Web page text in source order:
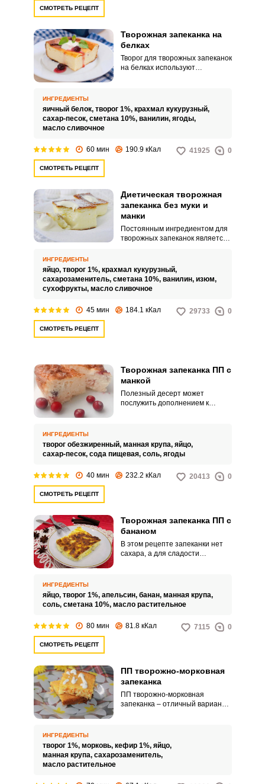
СМОТРЕТЬ РЕЦЕПТ
Творожная запеканка на
белках
Творог для творожных запеканок
на белках используют
творогом на белках.
ИНГРЕДИЕНТЫ
яичный белок, творог 1%, крахмал кукурузный,
сахар-песок, сметана 10%, ванилин, ягоды,
масло сливочное
60 мин 190.9 кКал 41925 0
СМОТРЕТЬ РЕЦЕПТ
Диетическая творожная
запеканка без муки и
манки
Постоянным ингредиентом для
творожных запеканок является
манку.
ИНГРЕДИЕНТЫ
яйцо, творог 1%, крахмал кукурузный,
сахарозаменитель, сметана 10%, ванилин, изюм,
сухофрукты, масло сливочное
45 мин 184.1 кКал 29733 0
СМОТРЕТЬ РЕЦЕПТ
Творожная запеканка ПП с
манкой
Полезный десерт может
послужить дополнением к
ИНГРЕДИЕНТЫ
творог обезжиренный, манная крупа, яйцо,
сахар-песок, сода пищевая, соль, ягоды
40 мин 232.2 кКал 20413 0
СМОТРЕТЬ РЕЦЕПТ
Творожная запеканка ПП с
бананом
В этом рецепте запеканки нет
сахара, а для сладости
ИНГРЕДИЕНТЫ
яйцо, творог 1%, апельсин, банан, манная крупа,
соль, сметана 10%, масло растительное
80 мин 81.8 кКал 7115 0
СМОТРЕТЬ РЕЦЕПТ
ПП творожно-морковная
запеканка
ПП творожно-морковная
запеканка – отличный вариант
запеканка получается нежной,
вкусной и сытной.
ИНГРЕДИЕНТЫ
творог 1%, морковь, кефир 1%, яйцо,
манная крупа, сахарозаменитель,
масло растительное